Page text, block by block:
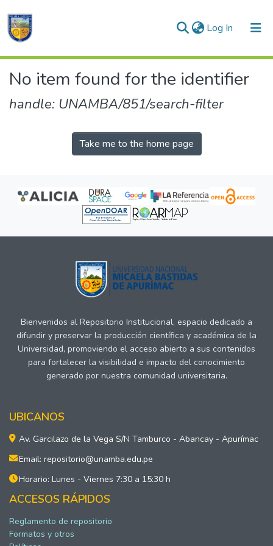
Log In (current)
Communities & Collections
No item found for the identifier
handle: UNAMBA/851/search-filter
Take me to the home page
Bienvenidos al Repositorio Institucional, espacio dedicado a
difundir y preservar la producción científica y académica de la
Universidad, promoviendo el acceso abierto a sus contenidos
para fortalecer la visibilidad e impacto del conocimiento
generado por nuestra comunidad universitaria.
UBICANOS
Av. Garcilazo de la Vega S/N Tamburco - Abancay - Apurímac
Email: repositorio@unamba.edu.pe
Horario: Lunes - Viernes 7:30 a 15:30 h
ACCESOS RÁPIDOS
Reglamento de repositorio
Formatos y otros